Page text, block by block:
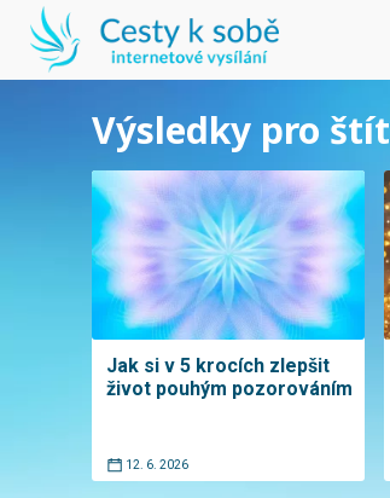
Výsledky pro
Jak si v 5 krocích zlepšit
život pouhým pozorováním
12. 6. 2026